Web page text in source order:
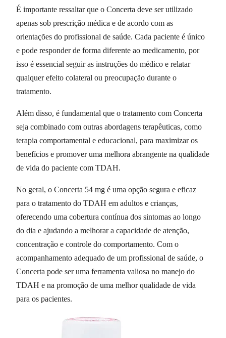
É importante ressaltar que o Concerta deve ser utilizado
apenas sob prescrição médica e de acordo com as
orientações do profissional de saúde. Cada paciente é único
e pode responder de forma diferente ao medicamento, por
isso é essencial seguir as instruções do médico e relatar
qualquer efeito colateral ou preocupação durante o
tratamento.
Além disso, é fundamental que o tratamento com Concerta
seja combinado com outras abordagens terapêuticas, como
terapia comportamental e educacional, para maximizar os
benefícios e promover uma melhora abrangente na qualidade
de vida do paciente com TDAH.
No geral, o Concerta 54 mg é uma opção segura e eficaz
para o tratamento do TDAH em adultos e crianças,
oferecendo uma cobertura contínua dos sintomas ao longo
do dia e ajudando a melhorar a capacidade de atenção,
concentração e controle do comportamento. Com o
acompanhamento adequado de um profissional de saúde, o
Concerta pode ser uma ferramenta valiosa no manejo do
TDAH e na promoção de uma melhor qualidade de vida
para os pacientes.